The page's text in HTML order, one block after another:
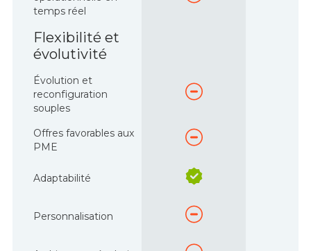
temps réel
Flexibilité et
évolutivité
Évolution et
reconfiguration
souples
Offres favorables aux
PME
Adaptabilité
Personnalisation